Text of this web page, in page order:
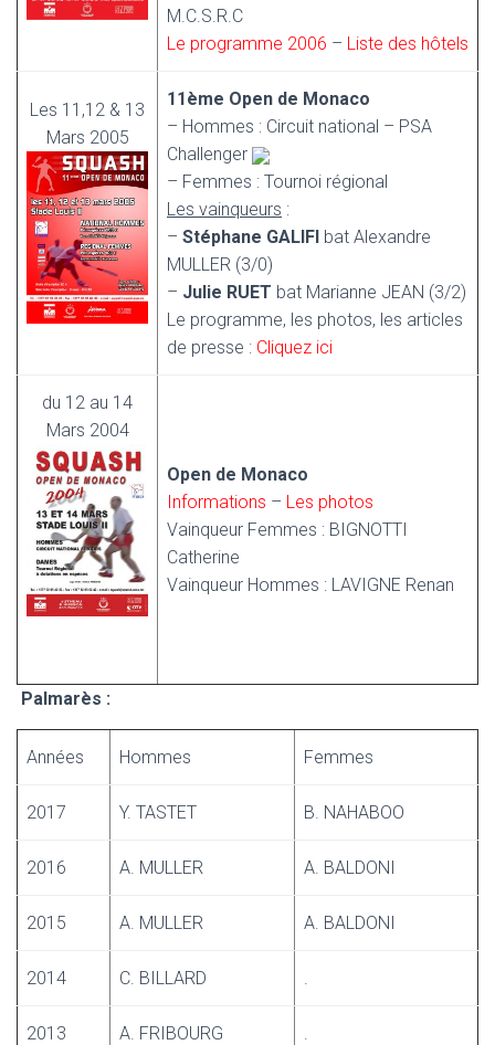
M.C.S.R.C
Le programme 2006 – Liste des hôtels
Les 11,12 & 13
Mars 2005
11ème Open de Monaco
– Hommes : Circuit national – PSA
Challenger
– Femmes : Tournoi régional
Les vainqueurs :
– Stéphane GALIFI bat Alexandre
MULLER (3/0)
– Julie RUET bat Marianne JEAN (3/2)
Le programme, les photos, les articles
de presse : Cliquez ici
du 12 au 14
Mars 2004
Open de Monaco
Informations – Les photos
Vainqueur Femmes : BIGNOTTI
Catherine
Vainqueur Hommes : LAVIGNE Renan
Palmarès :
Années Hommes Femmes
2017 Y. TASTET B. NAHABOO
2016 A. MULLER A. BALDONI
2015 A. MULLER A. BALDONI
2014 C. BILLARD .
2013 A. FRIBOURG .